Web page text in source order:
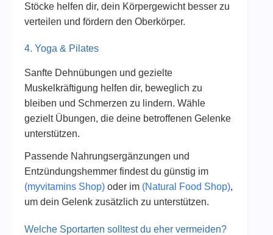
Stöcke helfen dir, dein Körpergewicht besser zu
verteilen und fördern den Oberkörper.
4. Yoga & Pilates
Sanfte Dehnübungen und gezielte
Muskelkräftigung helfen dir, beweglich zu
bleiben und Schmerzen zu lindern. Wähle
gezielt Übungen, die deine betroffenen Gelenke
unterstützen.
Passende Nahrungsergänzungen und
Entzündungshemmer findest du günstig im
(myvitamins Shop) oder im (Natural Food Shop),
um dein Gelenk zusätzlich zu unterstützen.
Welche Sportarten solltest du eher vermeiden?